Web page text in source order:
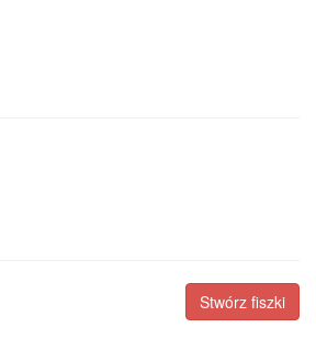
Stwórz fiszki